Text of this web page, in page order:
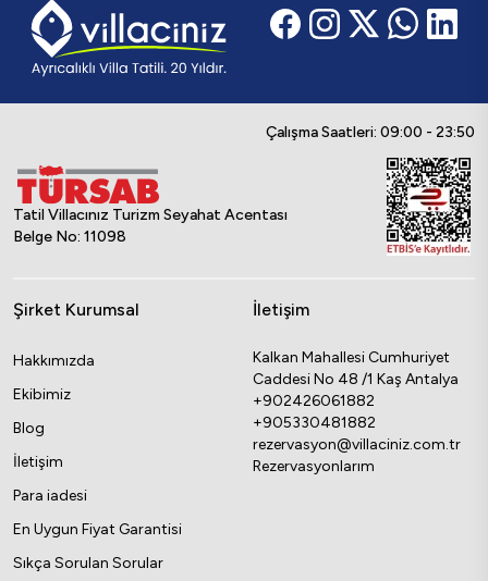
Çalışma Saatleri: 09:00 - 23:50
Tatil Villacınız Turizm Seyahat Acentası
Belge No: 11098
Şirket Kurumsal
Hakkımızda
Ekibimiz
Blog
İletişim
Para iadesi
En Uygun Fiyat Garantisi
Sıkça Sorulan Sorular
İletişim
Kalkan Mahallesi Cumhuriyet
Caddesi No 48 /1 Kaş Antalya
+902426061882
+905330481882
rezervasyon@villaciniz.com.tr
Rezervasyonlarım